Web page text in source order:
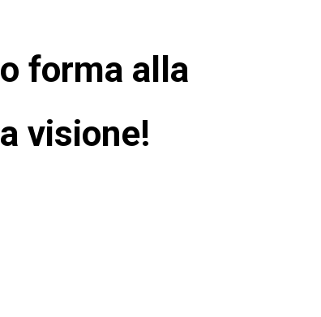
Il nostro futuro
sta prendendo forma!